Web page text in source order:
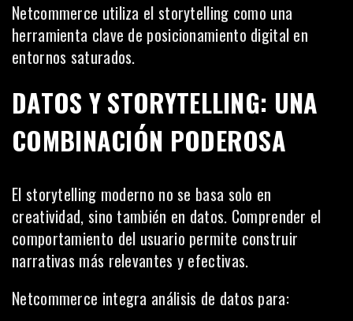
Netcommerce utiliza el storytelling como una
herramienta clave de posicionamiento digital en
entornos saturados.
DATOS Y STORYTELLING: UNA
COMBINACIÓN PODEROSA
El storytelling moderno no se basa solo en
creatividad, sino también en datos. Comprender el
comportamiento del usuario permite construir
narrativas más relevantes y efectivas.
Netcommerce integra análisis de datos para: